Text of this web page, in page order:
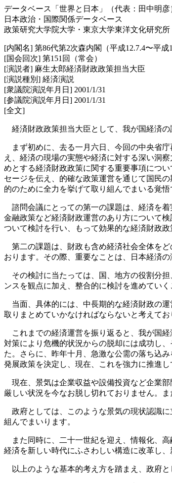
データベース「世界と日本」（代表：田中明彦
日本政治・国際関係データベース
政策研究大学院大学・東京大学東洋文化研究所
[内閣名] 第86代第2次森内閣（平成12.7.4〜平成
[国会回次] 第151回（常会）
[演説者] 麻生太郎経済財政政策担当大臣
[演説種別] 経済演説
[衆議院演説年月日] 2001/1/31
[参議院演説年月日] 2001/1/31
[全文]
経済財政政策担当大臣として、我が国経済の
まず初めに、去る一月六日、今回の中央省
え、経済の現場の実態や経済に対する深い洞
めとする経済財政政策に関する重要事項につ
セージを伝え、的確な政策運営を通じて国民
的のために全力を挙げて取り組んでまいる覚悟
諮問会議にとっての第一の課題は、経済を
金融政策など経済財政運営のあり方について
ついて検討を行い、もって効果的な経済財政
第二の課題は、財政も含め経済社会全体を
おります。その際、重要なことは、日本経済
その検討に当たっては、国、地方の役割分
ンスを観点に加え、整合的に検討を進めていく
当面、具体的には、中長期的な経済財政の
取りまとめていかなければならないと考えてお
これまでの経済運営を振り返ると、我が国
対策により危機的状況からの脱却には成功し
た。さらに、昨年十月、急激な公需の落ち込
発展政策を決定し、現在、これを強力に推進し
現在、景気は企業収益や設備投資など企業部
厳しい状況を今なお脱し切れておりません。
政府としては、このような景気の現状認識に
組んでまいります。
また同時に、二十一世紀を迎え、情報化、
経済を新しい時代にふさわしい構造に改革し
以上のような基本的考え方を踏まえ、政府と